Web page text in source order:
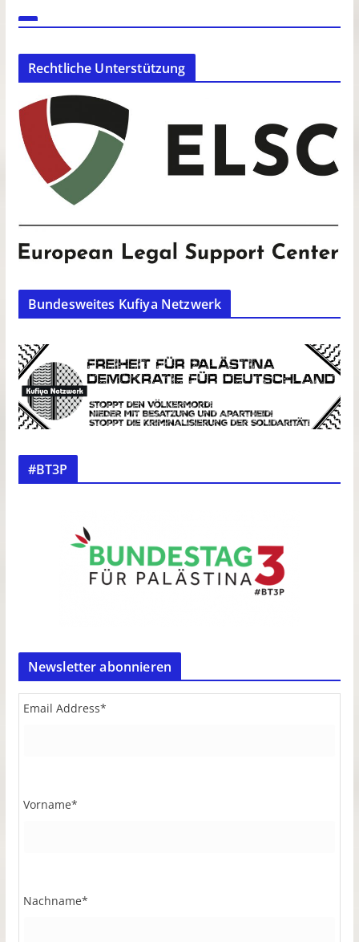
Rechtliche Unterstützung
Bundesweites Kufiya Netzwerk
#BT3P
Newsletter abonnieren
Email Address*
Vorname*
Nachname*